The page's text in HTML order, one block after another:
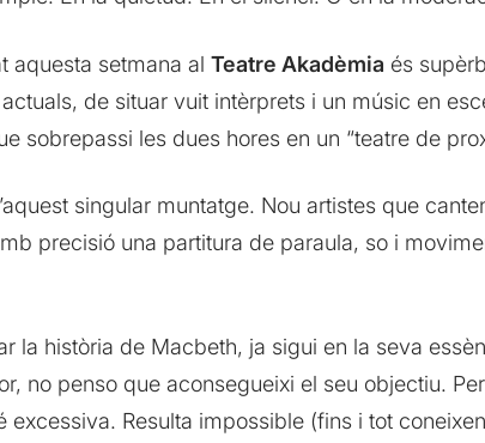
aquesta setmana al Teatre Akadèmia és
de situar vuit intèrprets i un músic en
sobrepassi les dues hores en un “teatre de
singular muntatge. Nou artistes que
precisió una partitura de paraula, so i
la història de Macbeth, ja sigui en la seva
no penso que aconsegueixi el seu objectiu.
Resulta impossible (fins i tot